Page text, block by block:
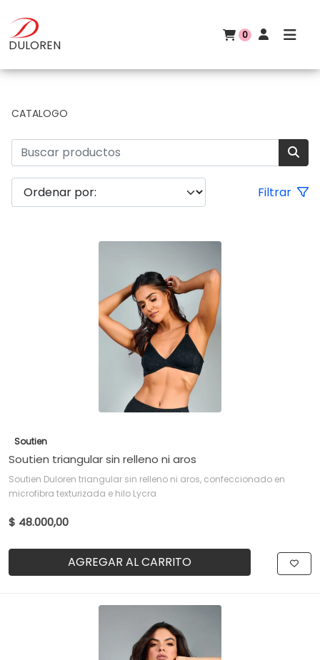
DULOREN
0
CATALOGO
Filtrar
Soutien
Soutien triangular sin relleno ni aros
Soutien Duloren triangular sin relleno ni aros, confeccionado en
microfibra texturizada e hilo Lycra
$ 48.000,00
AGREGAR AL CARRITO